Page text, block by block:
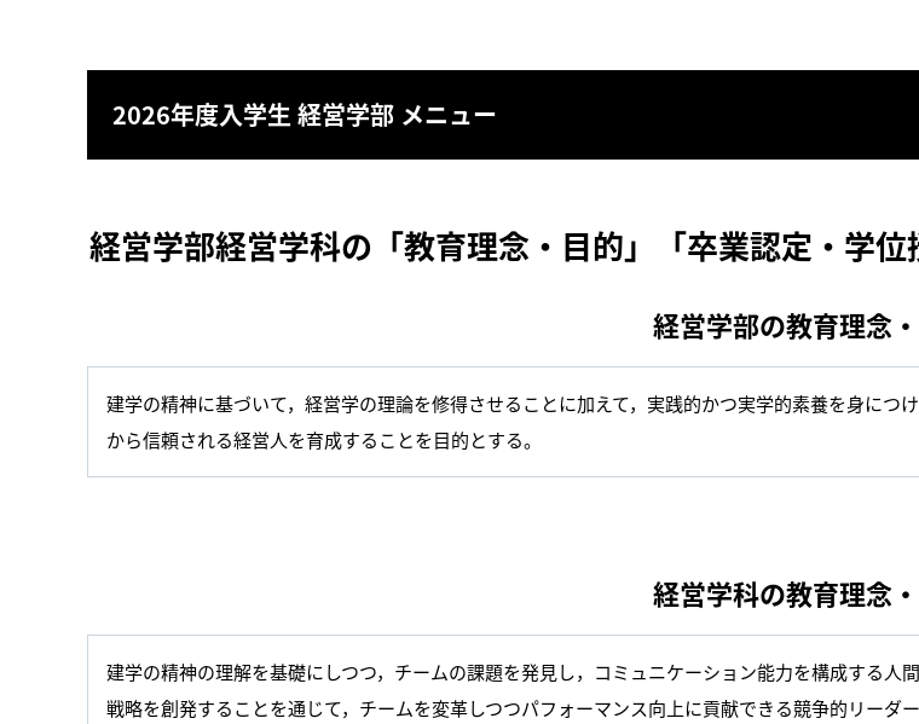
2026年度入学生 経営学部 メニュー
経営学部経営学科の「教育理念・目的」「卒業認定・学
経営学部の教育理念
建学の精神に基づいて，経営学の理論を修得させることに加えて，実践的かつ実学的素養を身に
から信頼される経営人を育成することを目的とする。
経営学科の教育理念
建学の精神の理解を基礎にしつつ，チームの課題を発見し，コミュニケーション能力を構成する
戦略を創発することを通じて，チームを変革しつつパフォーマンス向上に貢献できる競争的リーダ